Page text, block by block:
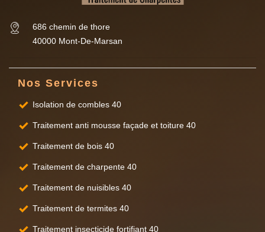
686 chemin de thore
40000 Mont-De-Marsan
Nos Services
Isolation de combles 40
Traitement anti mousse façade et toiture 40
Traitement de bois 40
Traitement de charpente 40
Traitement de nuisibles 40
Traitement de termites 40
Traitement insecticide fortifiant 40